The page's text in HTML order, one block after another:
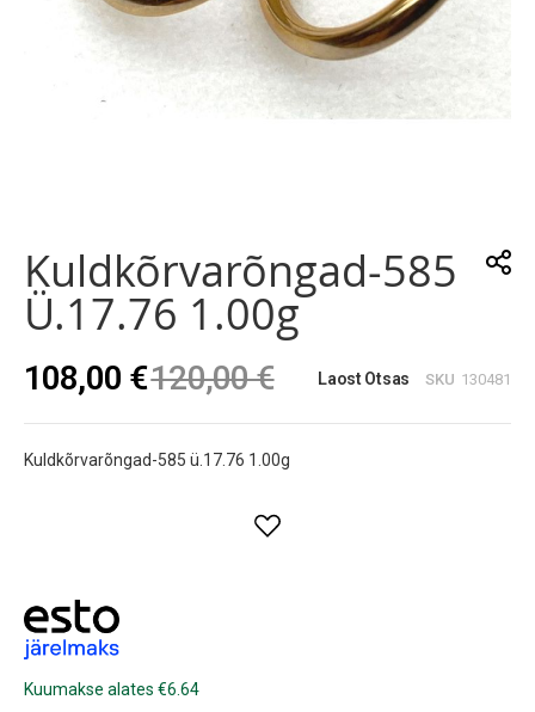
beginning
of
images
Kuldkõrvarõngad-585
Ü.17.76 1.00g
108,00 €120,00 € Laost Otsas SKU 130481
Kuldkõrvarõngad-585 ü.17.76 1.00g
Kuumakse alates €6.64